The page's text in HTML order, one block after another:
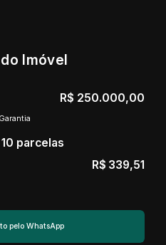
Imóvel
R$ 250.000,00
parcelas
R$ 339,51
pelo WhatsApp